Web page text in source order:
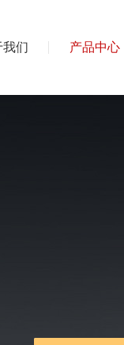
我们 产品中心